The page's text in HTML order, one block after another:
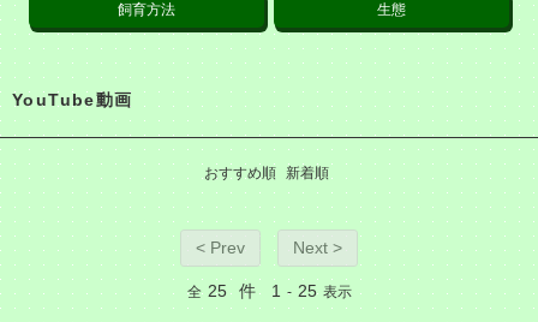
飼育方法 生態
YouTube動画
おすすめ順 新着順
< Prev Next >
全 25 件 1 - 25 表示